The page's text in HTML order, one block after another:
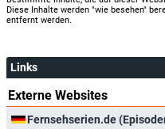
Diese Inhalte werden "wie besehen"
entfernt werden.
Links
Externe Websites
Fernsehserien.de